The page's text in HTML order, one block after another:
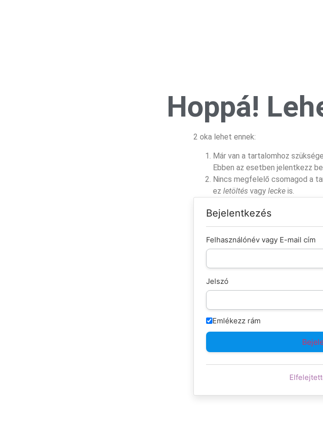
Hoppá!
2 oka lehet ennek:
Már van a tartalomhoz
Ebben az esetben jelentkezz
Nincs megfelelő csomagod a
ez letöltés vagy lecke is.
Bejelentkezés
Felhasználónév vagy E-mail cím
Jelszó
Emlékezz rám